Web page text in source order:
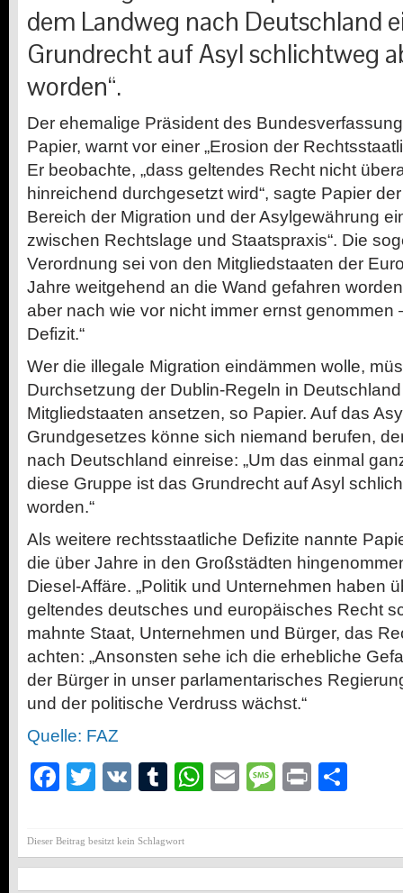
dem Landweg nach Deutschland
Grundrecht auf Asyl schlichtweg
worden“.
Der ehemalige Präsident des
Papier, warnt vor einer „Erosion der
Er beobachte, „dass geltendes Recht nicht
hinreichend durchgesetzt wird“, sagte Papier der
Bereich der Migration und der Asylgewährung
zwischen Rechtslage und Staatspraxis“. Die
Verordnung sei von den Mitgliedstaaten der
Jahre weitgehend an die Wand gefahren
aber nach wie vor nicht immer ernst genommen
Defizit.“
Wer die illegale Migration eindämmen wolle,
Durchsetzung der Dublin-Regeln in
Mitgliedstaaten ansetzen, so Papier. Auf das
Grundgesetzes könne sich niemand berufen,
nach Deutschland einreise: „Um das einmal
diese Gruppe ist das Grundrecht auf Asyl
worden.“
Als weitere rechtsstaatliche Defizite nannte
die über Jahre in den Großstädten
Diesel-Affäre. „Politik und Unternehmen haben
geltendes deutsches und europäisches Recht
mahnte Staat, Unternehmen und Bürger, das
achten: „Ansonsten sehe ich die erhebliche
der Bürger in unser parlamentarisches
und der politische Verdruss wächst.“
Quelle: FAZ
Facebook
Twitter
VK Tumblr
WhatsApp
EmailMessage
Print
Dieser Beitrag besitzt kein Schlagwort